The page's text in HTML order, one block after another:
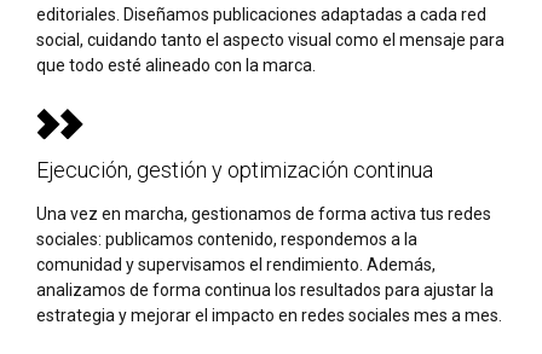
editoriales. Diseñamos publicaciones adaptadas a cada red
social, cuidando tanto el aspecto visual como el mensaje para
que todo esté alineado con la marca.
Ejecución, gestión y optimización continua
Una vez en marcha, gestionamos de forma activa tus redes
sociales: publicamos contenido, respondemos a la
comunidad y supervisamos el rendimiento. Además,
analizamos de forma continua los resultados para ajustar la
estrategia y mejorar el impacto en redes sociales mes a mes.